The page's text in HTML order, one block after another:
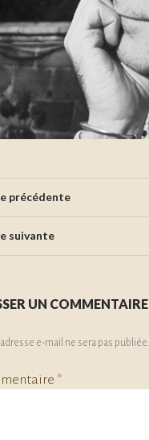
précédente
suivante
UN COMMENTAIRE
e-mail ne sera pas publiée.
*